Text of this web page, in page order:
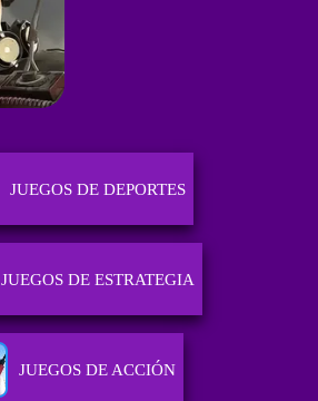
JUEGOS DE DEPORTES
JUEGOS DE ESTRATEGIA
JUEGOS DE ACCIÓN